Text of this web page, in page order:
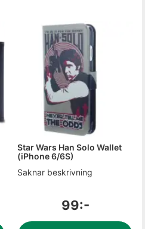
Star Wars Han Solo Wallet
(iPhone 6/6S)
Saknar beskrivning
99:-